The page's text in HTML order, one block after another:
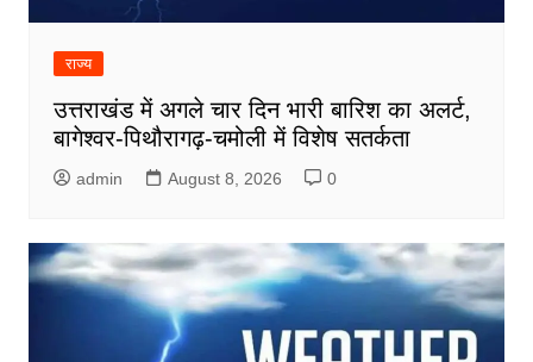
राज्य
उत्तराखंड में अगले चार दिन भारी बारिश का अलर्ट,
बागेश्वर-पिथौरागढ़-चमोली में विशेष सतर्कता
admin August 8, 2026 0